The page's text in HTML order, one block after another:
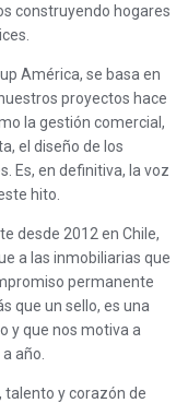
construyendo hogares
América, se basa en
proyectos hace
la gestión comercial,
el diseño de los
Es, en definitiva, la voz
hito.
desde 2012 en Chile,
a las inmobiliarias que
permanente
que un sello, es una
y que nos motiva a
año.
talento y corazón de